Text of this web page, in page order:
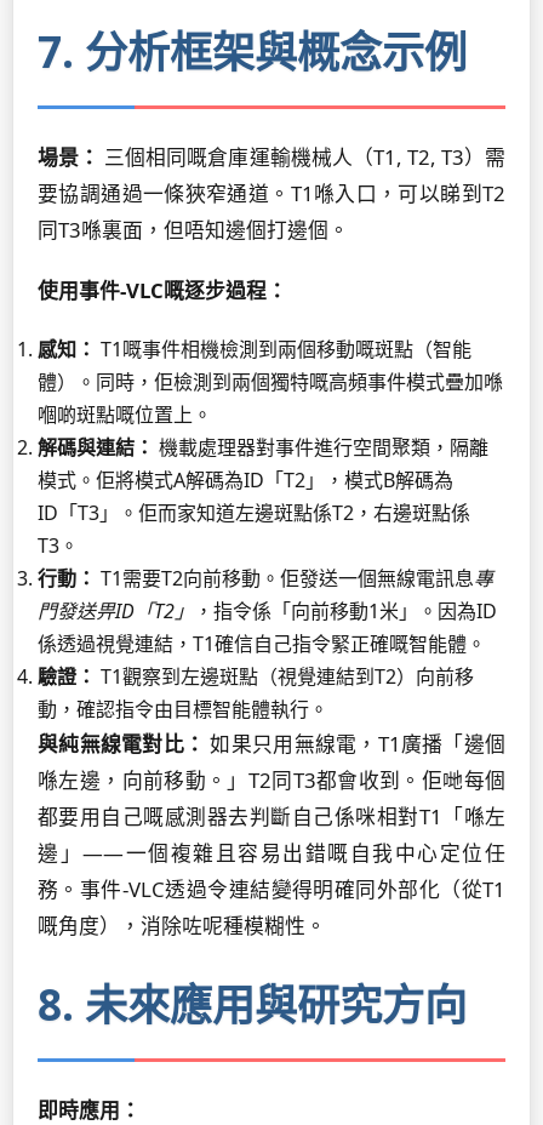
7. 分析框架與概念示例
場景： 三個相同嘅倉庫運輸機械人（T1, T2, T3）需
要協調通過一條狹窄通道。T1喺入口，可以睇到T2
同T3喺裏面，但唔知邊個打邊個。
使用事件-VLC嘅逐步過程：
感知： T1嘅事件相機檢測到兩個移動嘅斑點（智能
體）。同時，佢檢測到兩個獨特嘅高頻事件模式疊加喺
嗰啲斑點嘅位置上。
解碼與連結： 機載處理器對事件進行空間聚類，隔離
模式。佢將模式A解碼為ID「T2」，模式B解碼為
ID「T3」。佢而家知道左邊斑點係T2，右邊斑點係
T3。
行動： T1需要T2向前移動。佢發送一個無線電訊息專
門發送畀ID「T2」
，指令係「向前移動1米」。因為ID
係透過視覺連結，T1確信自己指令緊正確嘅智能體。
驗證： T1觀察到左邊斑點（視覺連結到T2）向前移
動，確認指令由目標智能體執行。
與純無線電對比： 如果只用無線電，T1廣播「邊個
喺左邊，向前移動。」T2同T3都會收到。佢哋每個
都要用自己嘅感測器去判斷自己係咪相對T1「喺左
邊」——一個複雜且容易出錯嘅自我中心定位任
務。事件-VLC透過令連結變得明確同外部化（從T1
嘅角度），消除咗呢種模糊性。
8. 未來應用與研究方向
即時應用：